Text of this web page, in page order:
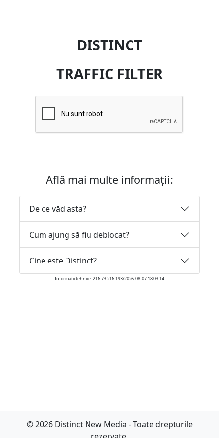
DISTINCT
TRAFFIC FILTER
Află mai multe informații:
De ce văd asta?
Cum ajung să fiu deblocat?
Cine este Distinct?
Informatii tehnice: 216.73.216.193/2026-08-07 18:03:14
© 2026 Distinct New Media - Toate drepturile